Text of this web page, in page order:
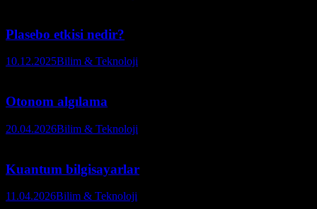
Plasebo etkisi nedir?
10.12.2025Bilim & Teknoloji
Otonom algılama
20.04.2026Bilim & Teknoloji
Kuantum bilgisayarlar
11.04.2026Bilim & Teknoloji